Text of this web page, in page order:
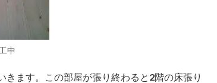
中
ます。 この部屋が張り終わると 2階の床張り